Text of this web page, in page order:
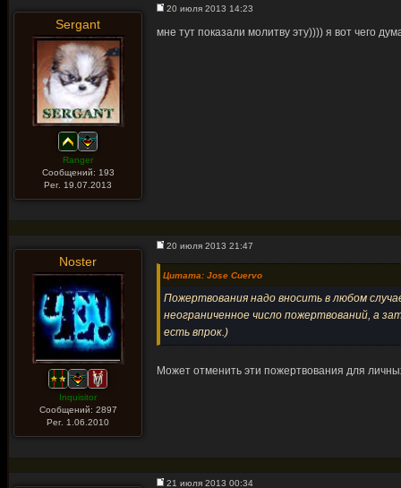
Sergant
Ranger
Сообщений: 193
Рег. 19.07.2013
20 июля 2013 14:23
мне тут показали молитву эту)))) я вот чего
Noster
Inquisitor
Сообщений: 2897
Рег. 1.06.2010
20 июля 2013 21:47
Цитата: Jose Cuervo
Пожертвования надо вносить в любом
неограниченное число пожертвований, а
есть впрок.)
Может отменить эти пожертвования для
21 июля 2013 00:34